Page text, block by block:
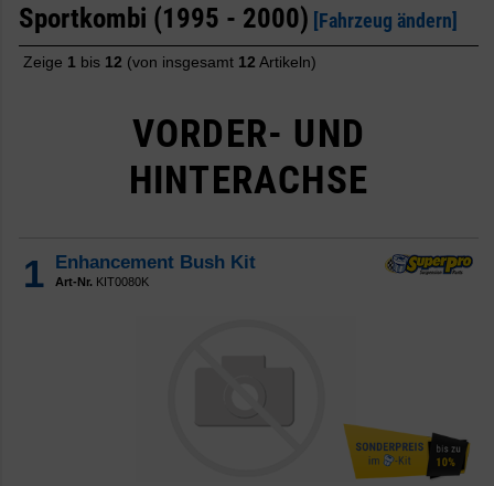
Sportkombi (1995 - 2000)
[Fahrzeug ändern]
Zeige 1 bis 12 (von insgesamt 12 Artikeln)
VORDER- UND
HINTERACHSE
1 Enhancement Bush Kit
Art-Nr. KIT0080K